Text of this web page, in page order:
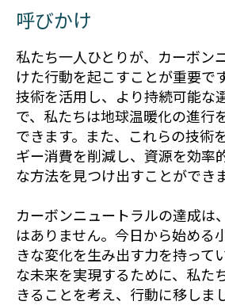
呼びかけ
私たち一人ひとりが、カーボン
けた行動を起こすことが重要で
技術を活用し、より持続可能な
で、私たちは地球温暖化の進行
できます。また、これらの技術
ギー消費を削減し、資源を効率
な方法を見つけ出すことができま
カーボンニュートラルの達成は
はありません。今日から始める
きな変化を生み出す力を持って
な未来を実現するために、私た
きることを考え、行動に移しま